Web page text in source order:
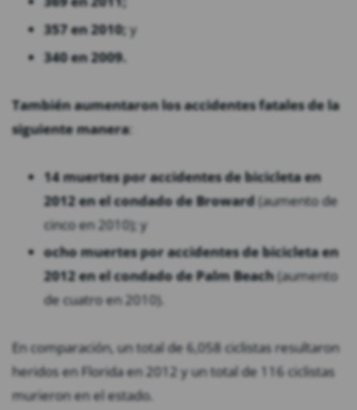
357 en 2010; y
340 en 2009.
También aumentaron los accidentes fatales de la
siguiente manera:
14 muertes por accidentes de bicicleta en
2012 en el condado de Broward(aumento de
cinco en 2010); y
ocho muertes por accidentes de bicicleta en
2012 en el condado de Palm Beach(aumento
de cuatro en 2010).
En comparación, un total de 6,058 ciclistas resultaron
heridos en Florida en 2012 y un total de 116 ciclistas
murieron en el estado.